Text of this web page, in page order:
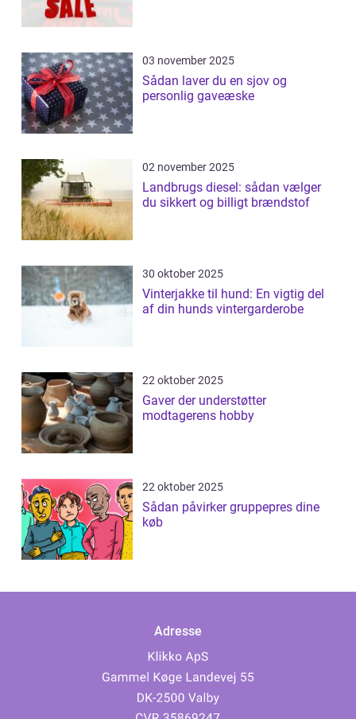
03 november 2025
Sådan laver du en sjov og
personlig gaveæske
02 november 2025
Landbrugs diesel: sådan vælger
du sikkert og billigt brændstof
30 oktober 2025
Vinterjakke til hund: En vigtig del
af din hunds vintergarderobe
22 oktober 2025
Gaver der understøtter
modtagerens hobby
22 oktober 2025
Sådan påvirker gruppepres dine
køb
Adresse